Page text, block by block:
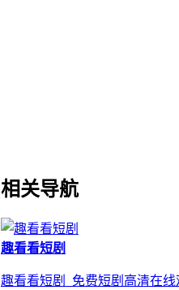
相关导航
趣看看短剧
趣看看短剧_免费短剧高清在线